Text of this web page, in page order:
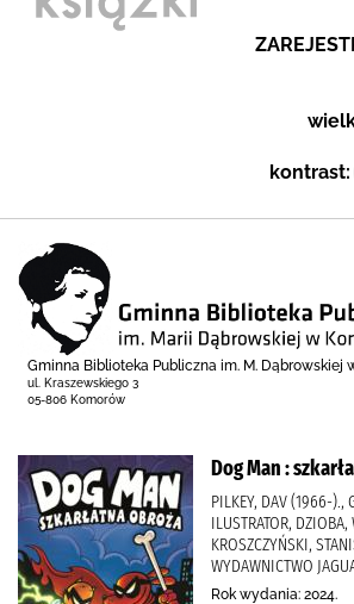
kontrast:
Gminna Biblioteka Publiczna im. M. Dąbrowskiej
ul. Kraszewskiego 3
05-806 Komorów
Dog Man :
PILKEY, DAV (1966-).,
ILUSTRATOR, DZIOBA,
KROSZCZYŃSKI,
WYDAWNICTWO
Rok wydania: 2024.